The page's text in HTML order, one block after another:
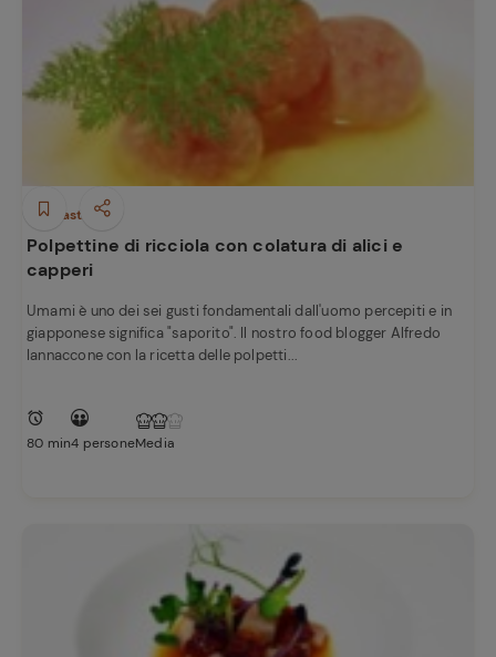
Antipasti
Polpettine di ricciola con colatura di alici e
capperi
Umami è uno dei sei gusti fondamentali dall'uomo percepiti e in
giapponese significa "saporito". Il nostro food blogger Alfredo
Iannaccone con la ricetta delle polpetti...
80 min4 personeMedia